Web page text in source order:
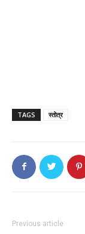
TAGS स्तोत्र
Previous article